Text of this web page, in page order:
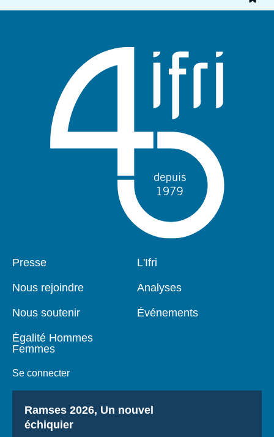
Pied
Presse
Nous rejoindre
Nous soutenir
Égalité Hommes
Femmes
Se connecter
Navigation
L'Ifri
Analyses
Événements
Titre
Ramses 2026, Un nouvel
échiquier